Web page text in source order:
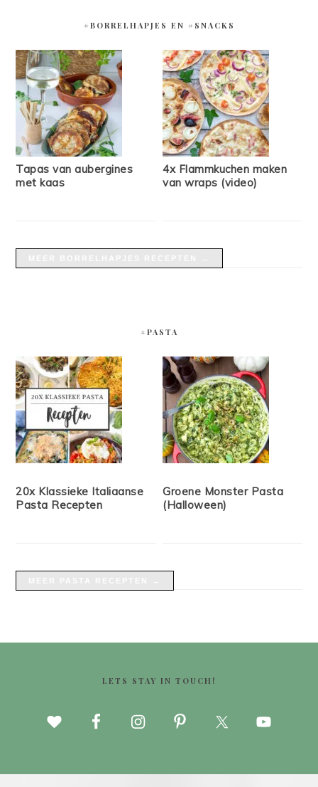
#BORRELHAPJES EN #SNACKS
Tapas van aubergines
met kaas
4x Flammkuchen maken
van wraps (video)
#PASTA
20x Klassieke Italiaanse
Pasta Recepten
Groene Monster Pasta
(Halloween)
LETS STAY IN TOUCH!